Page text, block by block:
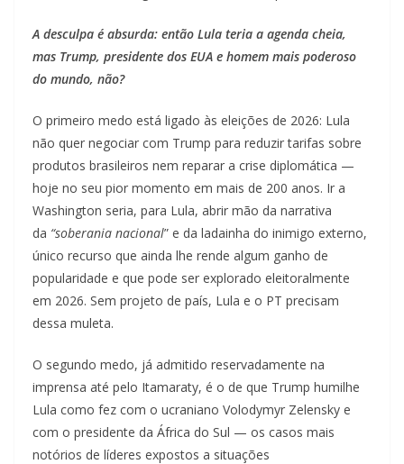
A desculpa é absurda: então Lula teria a agenda cheia,
mas Trump, presidente dos EUA e homem mais poderoso
do mundo, não?
O primeiro medo está ligado às eleições de 2026: Lula
não quer negociar com Trump para reduzir tarifas sobre
produtos brasileiros nem reparar a crise diplomática —
hoje no seu pior momento em mais de 200 anos. Ir a
Washington seria, para Lula, abrir mão da narrativa
da “soberania nacional” e da ladainha do inimigo externo,
único recurso que ainda lhe rende algum ganho de
popularidade e que pode ser explorado eleitoralmente
em 2026. Sem projeto de país, Lula e o PT precisam
dessa muleta.
O segundo medo, já admitido reservadamente na
imprensa até pelo Itamaraty, é o de que Trump humilhe
Lula como fez com o ucraniano Volodymyr Zelensky e
com o presidente da África do Sul — os casos mais
notórios de líderes expostos a situações